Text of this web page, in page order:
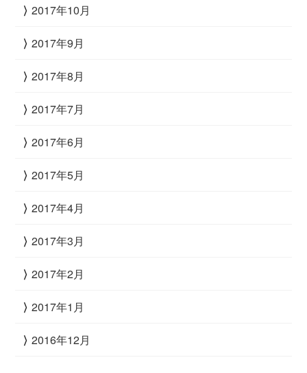
2017年10月
2017年9月
2017年8月
2017年7月
2017年6月
2017年5月
2017年4月
2017年3月
2017年2月
2017年1月
2016年12月